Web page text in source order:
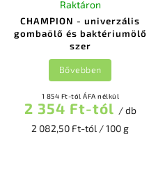
CHAMPION - univerzális
gombaölő és baktériumölő
szer
Raktáron
1 854 Ft-tól ÁFA nélkül
2 354 Ft-tól / db
2 082,50 Ft-tól / 100 g
Bővebben